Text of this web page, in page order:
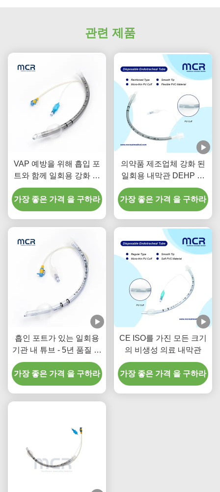
관련 제품
VAP 예방을 위해 흡입 포
트와 함께 일회용 강화 된
내막관
가장 좋은 가격 을 구하라
의약품 제조업체 강화 된
일회용 내막관 DEHP 없
는
가장 좋은 가격 을 구하라
흡인 포트가 있는 일회용
기관 내 튜브 - 5년 품질 보
증을 위한 DEHP 프리 투
명 PVC
가장 좋은 가격 을 구하라
CE ISO를 가진 모든 크기
의 비생성 의료 내막관
가장 좋은 가격 을 구하라